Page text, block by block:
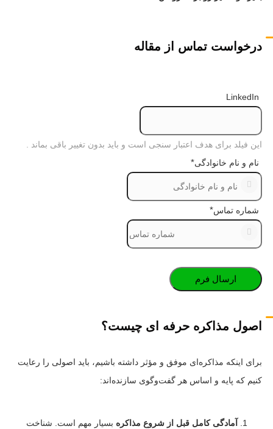
درخواست تماس از مقاله
LinkedIn
این فیلد برای هدف اعتبار سنجی است و باید بدون تغییر باقی بماند .
نام و نام خانوادگی*
شماره تماس*
اصول مذاکره حرفه ای چیست؟
برای اینکه مذاکره‌ای موفق و مؤثر داشته باشیم، باید اصولی را رعایت
کنیم که پایه و اساس هر گفت‌وگوی سازنده‌اند:
آمادگی کامل قبل از شروع مذاکره بسیار مهم است. شناخت